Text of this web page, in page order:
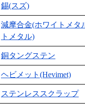
錫(スズ)
減摩合金(ホワイトメタ
トメタル)
銅タングステン
ヘビメット(Hevimet)
ステンレススクラップ